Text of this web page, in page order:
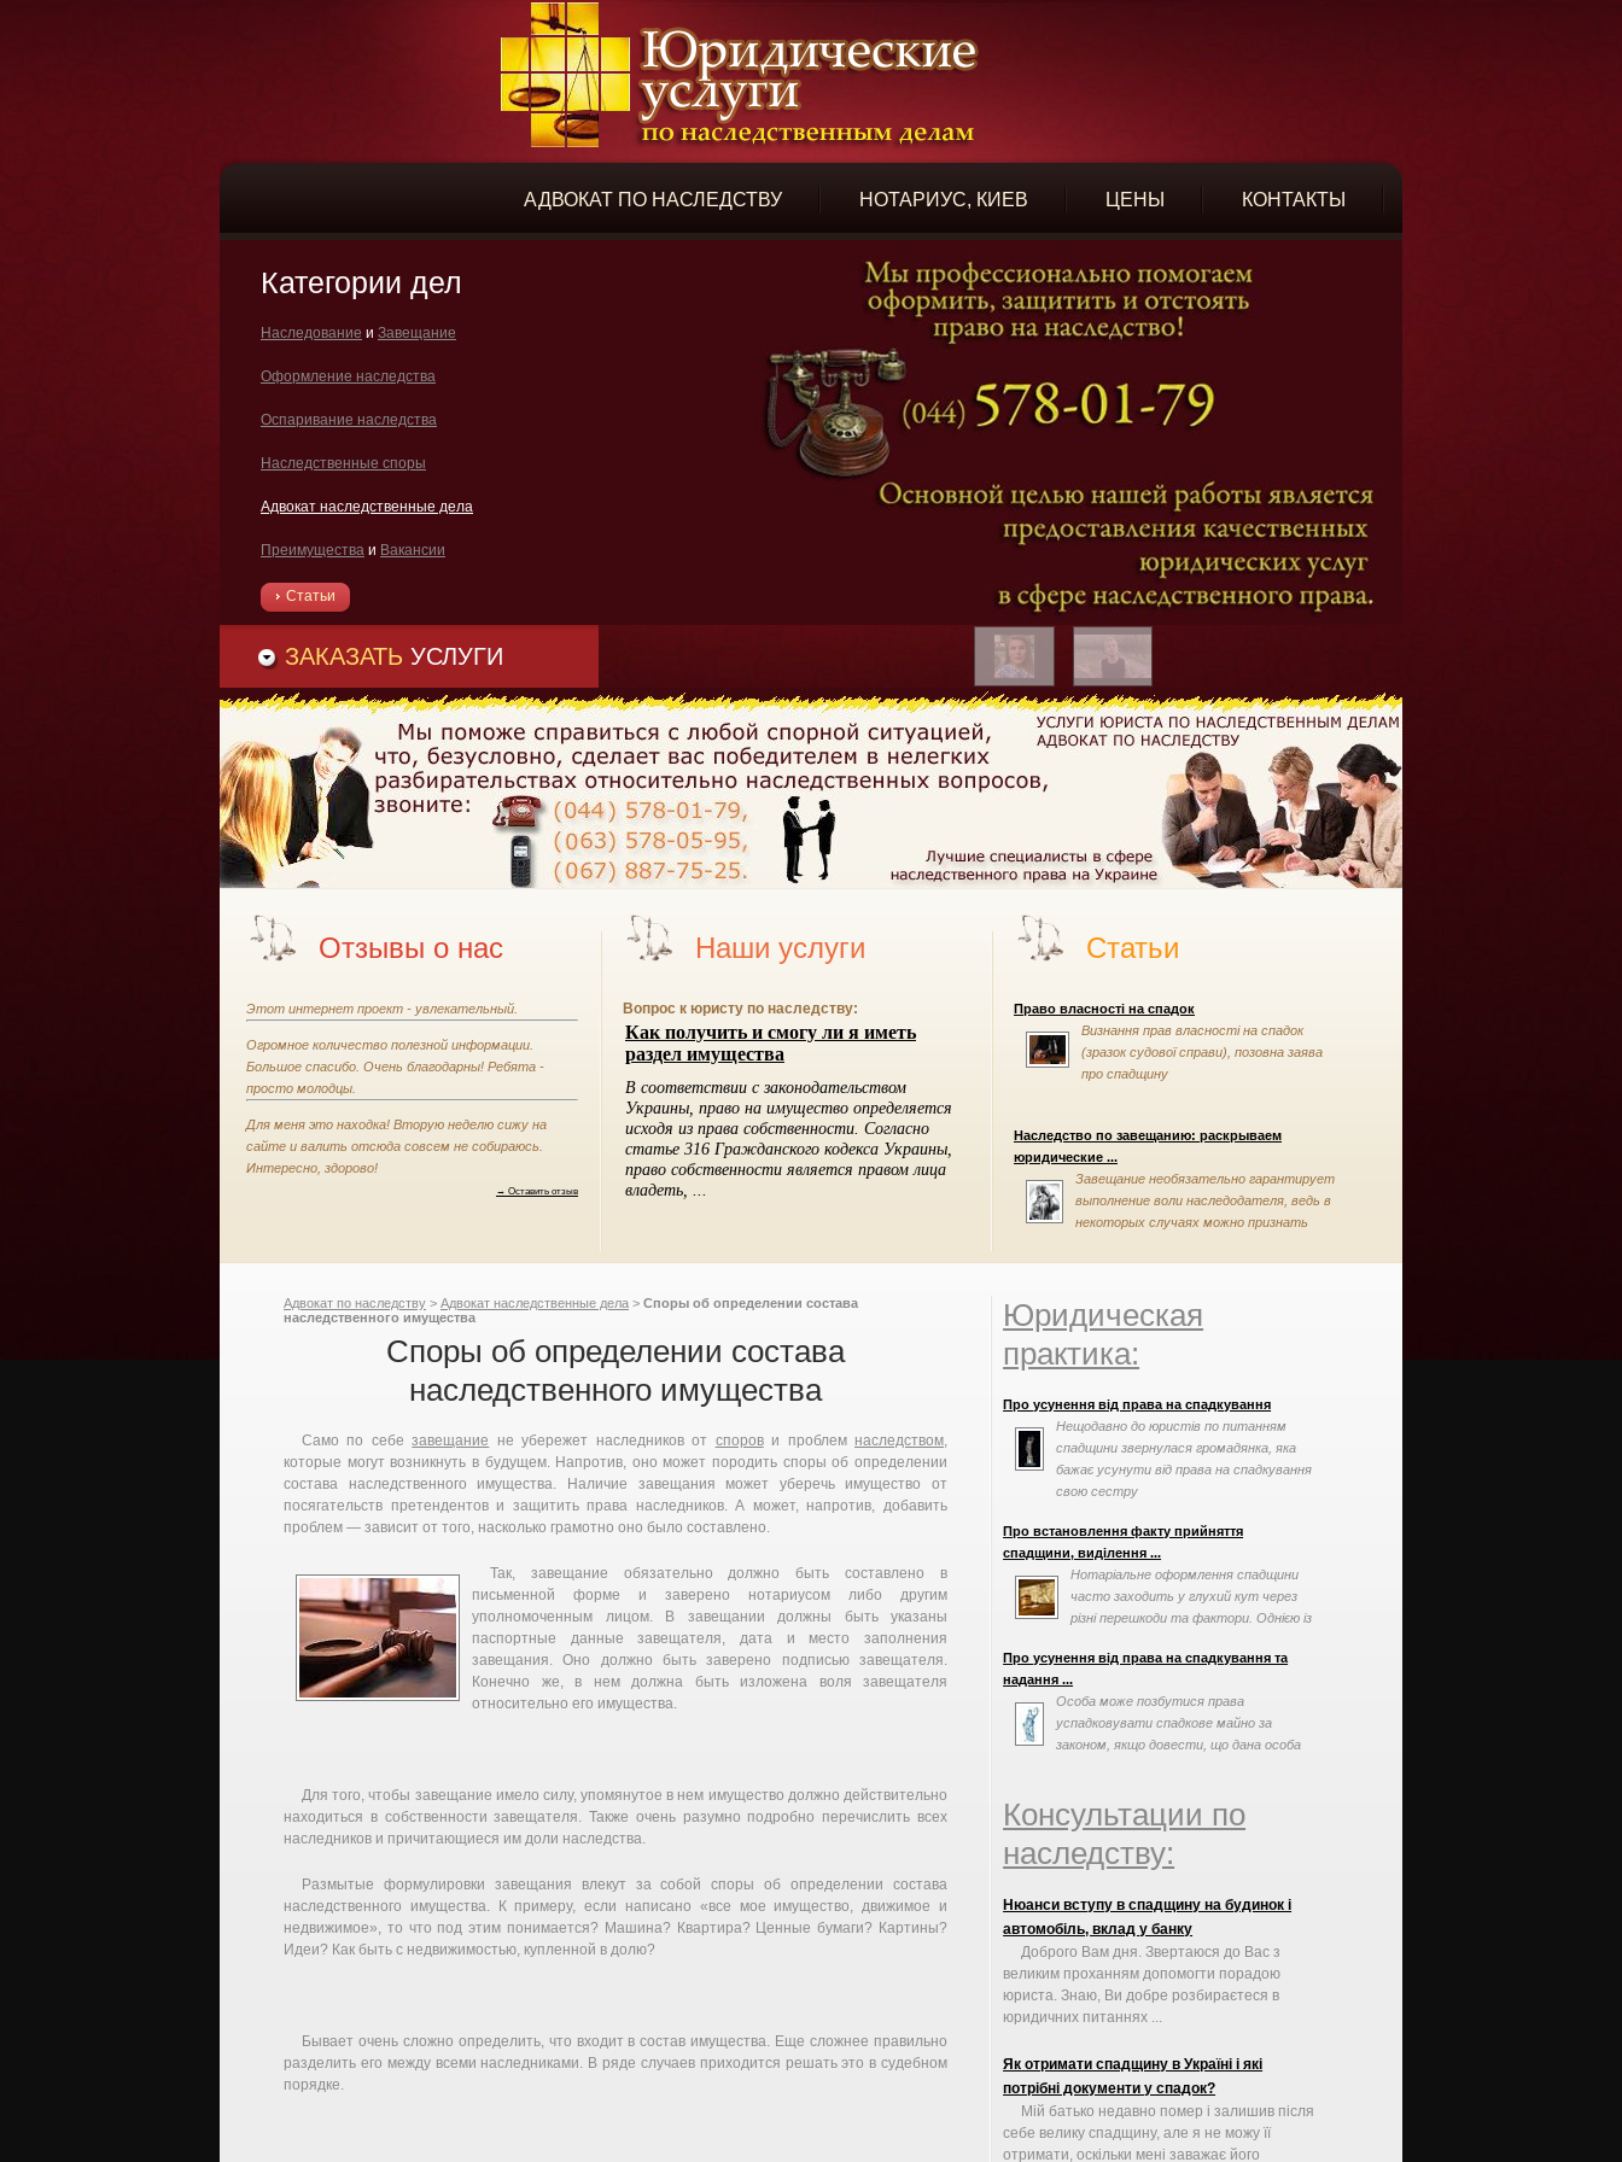
АДВОКАТ ПО НАСЛЕДСТВУ НОТАРИУС, КИЕВ ЦЕНЫ КОНТАКТЫ
Категории дел
Наследование и Завещание
Оформление наследства
Оспаривание наследства
Наследственные споры
Адвокат наследственные дела
Преимущества и Вакансии
Статьи
ЗАКАЗАТЬ УСЛУГИ
Отзывы о нас
Этот интернет проект - увлекательный.
Огромное количество полезной информации.
Большое спасибо. Очень благодарны! Ребята -
просто молодцы.
Для меня это находка! Вторую неделю сижу на
сайте и валить отсюда совсем не собираюсь.
Интересно, здорово!
→ Оставить отзыв
Наши услуги
Вопрос к юристу по наследству:
Статьи
Право власності на спадок
Визнання прав власності на спадок
(зразок судової справи), позовна заява
про спадщину
Наследство по завещанию: раскрываем
юридические ...
Завещание необязательно гарантирует
выполнение воли наследодателя, ведь в
некоторых случаях можно признать
Адвокат по наследству > Адвокат наследственные дела > Споры об определении состава
наследственного имущества
Споры об определении состава
наследственного имущества
Само по себезавещание не убережет наследников от спорови проблем наследством,
которые могут возникнуть в будущем. Напротив, оно может породить споры об определении
состава наследственного имущества. Наличие завещания может уберечь имущество от
посягательств претендентов и защитить права наследников. А может, напротив, добавить
проблем — зависит от того, насколько грамотно оно было составлено.
Так, завещание обязательно должно быть составлено в
письменной форме и заверено нотариусом либо другим
уполномоченным лицом. В завещании должны быть указаны
паспортные данные завещателя, дата и место заполнения
завещания. Оно должно быть заверено подписью завещателя.
Конечно же, в нем должна быть изложена воля завещателя
относительно его имущества.
Для того, чтобы завещание имело силу, упомянутое в нем имущество должно действительно
находиться в собственности завещателя. Также очень разумно подробно перечислить всех
наследников и причитающиеся им доли наследства.
Размытые формулировки завещания влекут за собой споры об определении состава
наследственного имущества. К примеру, если написано «все мое имущество, движимое и
недвижимое», то что под этим понимается? Машина? Квартира? Ценные бумаги? Картины?
Идеи? Как быть с недвижимостью, купленной в долю?
Бывает очень сложно определить, что входит в состав имущества. Еще сложнее правильно
разделить его между всеми наследниками. В ряде случаев приходится решать это в судебном
порядке.
Юридическая
практика:
Про усунення від права на спадкування
Нещодавно до юристів по питанням
спадщини звернулася громадянка, яка
бажає усунути від права на спадкування
свою сестру
Про встановлення факту прийняття
спадщини, виділення ...
Нотаріальне оформлення спадщини
часто заходить у глухий кут через
різні перешкоди та фактори. Однією із
Про усунення від права на спадкування та
надання ...
Особа може позбутися права
успадковувати спадкове майно за
законом, якщо довести, що дана особа
Консультации по
наследству:
Нюанси вступу в спадщину на будинок і
автомобіль, вклад у банку
Доброго Вам дня. Звертаюся до Вас з
великим проханням допомогти порадою
юриста. Знаю, Ви добре розбираєтеся в
юридичних питаннях ...
Як отримати спадщину в Україні і які
потрібні документи у спадок?
Мій батько недавно помер і залишив після
себе велику спадщину, але я не можу її
отримати, оскільки мені заважає його